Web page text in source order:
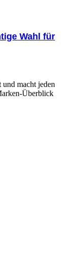
Wahl für
macht jeden
Überblick